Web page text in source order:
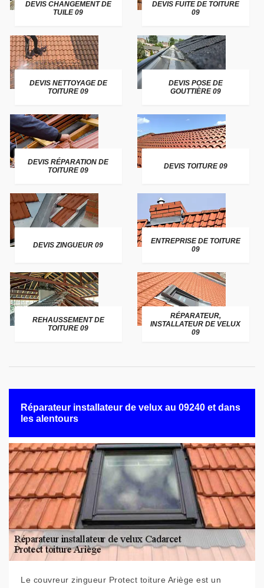
DEVIS CHANGEMENT DE
TUILE 09
DEVIS FUITE DE TOITURE
09
DEVIS NETTOYAGE DE
TOITURE 09
DEVIS POSE DE
GOUTTIÈRE 09
DEVIS RÉPARATION DE
TOITURE 09
DEVIS TOITURE 09
DEVIS ZINGUEUR 09
ENTREPRISE DE TOITURE
09
REHAUSSEMENT DE
TOITURE 09
RÉPARATEUR,
INSTALLATEUR DE VELUX
09
Réparateur installateur de velux au 09240 et dans
les alentours
Le couvreur zingueur Protect toiture Ariège est un